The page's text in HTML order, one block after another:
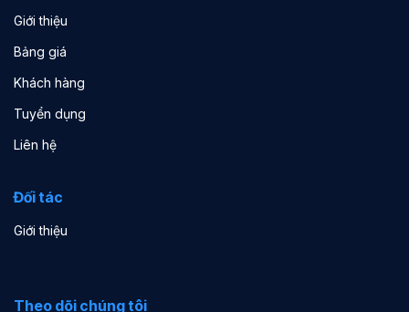
Giới thiệu
Bảng giá
Khách hàng
Tuyển dụng
Liên hệ
Đối tác
Giới thiệu
Theo dõi chúng tôi